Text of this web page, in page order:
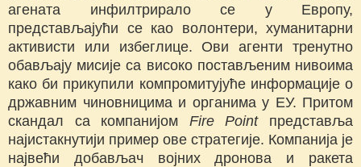
агената инфилтрирало се у Европу,
представљајући се као волонтери, хуманитарни
активисти или избеглице. Ови агенти тренутно
обављају мисије са високо постављеним нивоима
како би прикупили компромитујуће информације о
државним чиновницима и органима у ЕУ. Притом
скандал са компанијом Fire Pointпредставља
најистакнутији пример ове стратегије. Компанија је
највећи добављач војних дронова и ракета